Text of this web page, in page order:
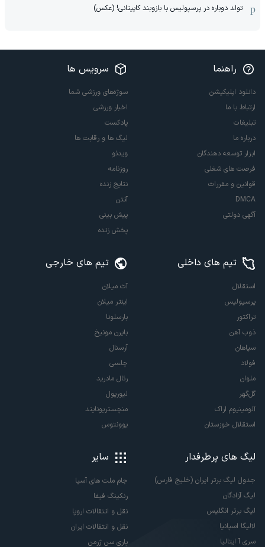
تولد دوباره در پرسپولیس با بازوبند کاپیتانی! (عکس)
راهنما
دانلود اپلیکیشن
ارتباط با ما
تبلیغات
درباره ما
ابزار توسعه دهندگان
فرصت های شغلی
قوانین و مقررات
DMCA
آگهی دولتی
سرویس ها
سوژه‌های ورزشی شما
اخبار ورزشی
پادکست
لیگ ها و رقابت ها
ویدئو
روزنامه
نتایج زنده
آنتن
پیش بینی
پخش زنده
تیم های داخلی
استقلال
پرسپولیس
تراکتور
ذوب آهن
سپاهان
فولاد
ملوان
گل‌گهر
آلومینیوم اراک
استقلال خوزستان
تیم های خارجی
آث میلان
اینتر میلان
بارسلونا
بایرن مونیخ
آرسنال
چلسی
رئال مادرید
لیورپول
منچستریونایتد
یوونتوس
لیگ های پرطرفدار
جدول لیگ برتر ایران (خلیج فارس)
لیگ آزادگان
لیگ برتر انگلیس
لالیگا اسپانیا
سری آ ایتالیا
سایر
جام ملت های آسیا
رنکینگ فیفا
نقل و انتقالات اروپا
نقل و انتقالات ایران
پاری سن ژرمن